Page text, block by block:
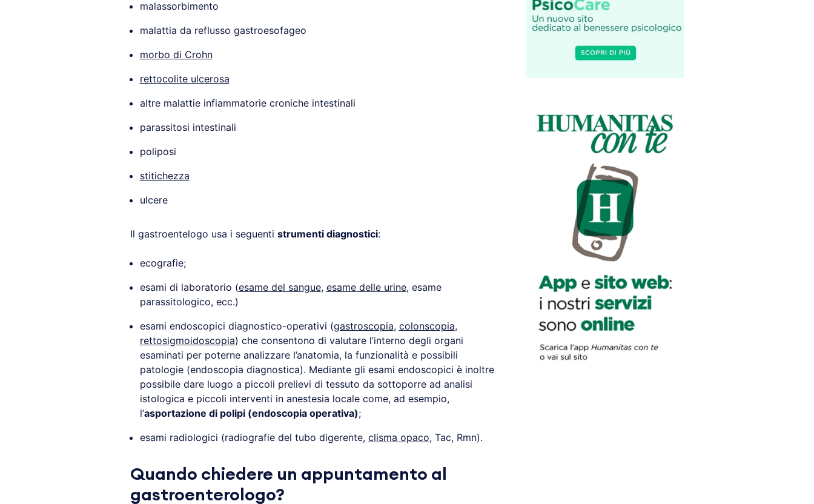
malassorbimento
malattia da reflusso gastroesofageo
morbo di Crohn
rettocolite ulcerosa
altre malattie infiammatorie croniche intestinali
parassitosi intestinali
poliposi
stitichezza
ulcere
Il gastroentelogo usa i seguenti strumenti diagnostici:
ecografie;
esami di laboratorio (esame del sangue, esame delle urine, esame
parassitologico, ecc.)
esami endoscopici diagnostico-operativi (gastroscopia, colonscopia,
rettosigmoidoscopia) che consentono di valutare l’interno degli organi
esaminati per poterne analizzare l’anatomia, la funzionalità e possibili
patologie (endoscopia diagnostica). Mediante gli esami endoscopici è inoltre
possibile dare luogo a piccoli prelievi di tessuto da sottoporre ad analisi
istologica e piccoli interventi in anestesia locale come, ad esempio,
l’asportazione di polipi (endoscopia operativa);
esami radiologici (radiografie del tubo digerente, clisma opaco, Tac, Rmn).
Quando chiedere un appuntamento al
gastroenterologo?